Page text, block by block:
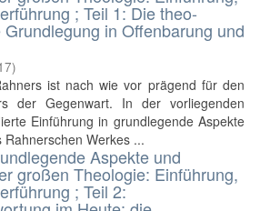
; Teil 1: Die theo-
in Offenbarung und
)
ist nach wie vor prägend für den
der Gegenwart. In der vorliegenden
Einführung in grundlegende Aspekte
Werkes ...
Aspekte und
großen Theologie: Einführung,
; Teil 2: